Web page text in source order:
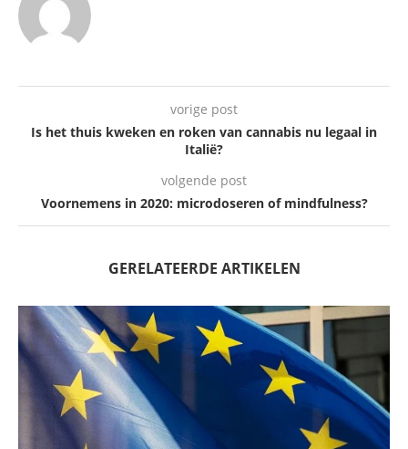
vorige post
Is het thuis kweken en roken van cannabis nu legaal in
Italië?
volgende post
Voornemens in 2020: microdoseren of mindfulness?
GERELATEERDE ARTIKELEN